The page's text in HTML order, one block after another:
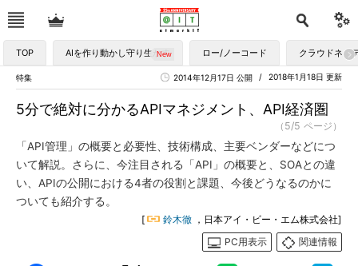
TOP AIを作り動かし守り生かす ロー/ノーコード クラウドネイ
特集 2018年1月18日 更新
2014年12月17日 公開
5分で絶対に分かるAPIマネジメント、API経済圏
（5/5 ページ）
「API管理」の概要と必要性、技術構成、主要ベンダーなどにつ
いて解説。さらに、今注目される「API」の概要と、SOAとの違
い、APIの公開における4者の役割と課題、今後どうなるのかに
ついても紹介する。
[ 鈴木徹 ，日本アイ・ビー・エム株式会社]
PC用表示
関連情報